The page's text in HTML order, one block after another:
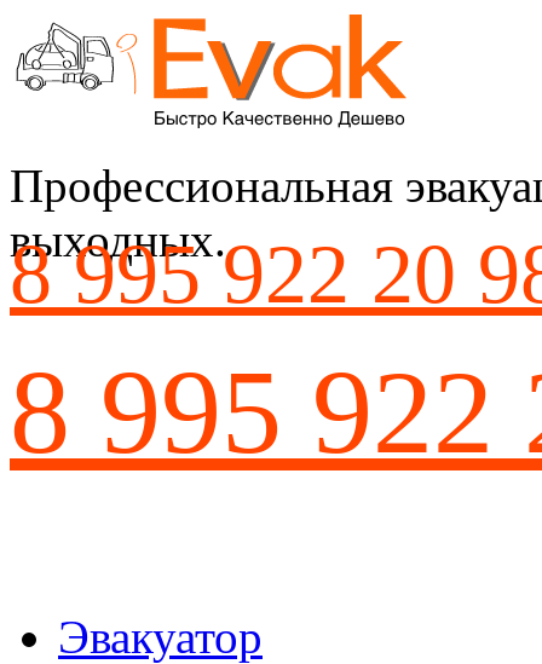
Профессиональная
выходных.
8 995 922 20
8 995 922
Эвакуатор